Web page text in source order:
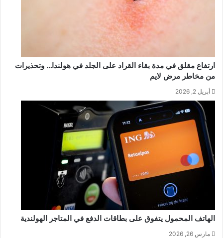
ارتفاع مقلق في مدة بقاء القراد على الجلد في هولندا… وتحذيرات
من مخاطر مرض لايم
أبريل 2, 2026
الهاتف المحمول يتفوق على بطاقات الدفع في المتاجر الهولندية
مارس 26, 2026